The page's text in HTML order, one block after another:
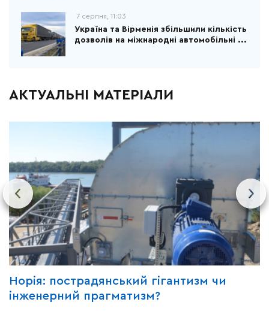
7 серпня, 11:03
Україна та Вірменія збільшили кількість
дозволів на міжнародні автомобільні ...
АКТУАЛЬНІ МАТЕРІАЛИ
Норія: пострадянський гігантизм чи
інженерний прагматизм?